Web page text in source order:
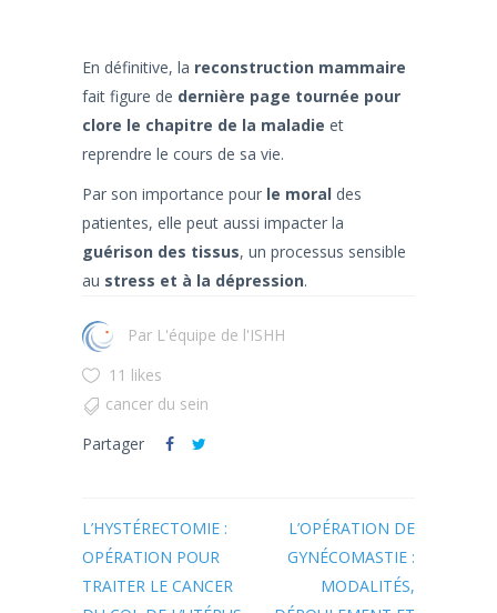
En définitive, la reconstruction mammaire
fait figure de dernière page tournée pour
clore le chapitre de la maladie et
reprendre le cours de sa vie.
Par son importance pour le moral des
patientes, elle peut aussi impacter la
guérison des tissus, un processus sensible
au stress et à la dépression.
par L'équipe de l'ISHH
11 likes
cancer du sein
Partager
L’HYSTÉRECTOMIE :
OPÉRATION POUR
TRAITER LE CANCER
L’OPÉRATION DE
GYNÉCOMASTIE :
MODALITÉS,